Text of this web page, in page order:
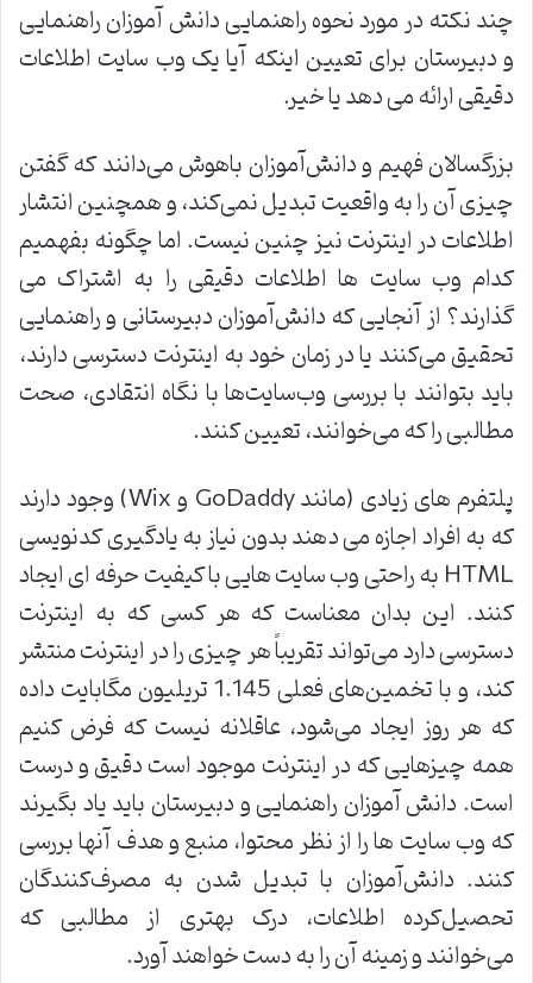
چند نکته در مورد نحوه راهنمایی دانش آموزان راهنمایی
و دبیرستان برای تعیین اینکه آیا یک وب سایت اطلاعات
دقیقی ارائه می دهد یا خیر.
بزرگسالان فهیم و دانش‌آموزان باهوش می‌دانند که گفتن
چیزی آن را به واقعیت تبدیل نمی‌کند، و همچنین انتشار
اطلاعات در اینترنت نیز چنین نیست. اما چگونه بفهمیم
کدام وب سایت ها اطلاعات دقیقی را به اشتراک می
گذارند؟ از آنجایی که دانش‌آموزان دبیرستانی و راهنمایی
تحقیق می‌کنند یا در زمان خود به اینترنت دسترسی دارند،
باید بتوانند با بررسی وب‌سایت‌ها با نگاه انتقادی، صحت
مطالبی را که می‌خوانند، تعیین کنند.
پلتفرم های زیادی (مانند GoDaddy و Wix) وجود دارند
که به افراد اجازه می دهند بدون نیاز به یادگیری کدنویسی
HTML به راحتی وب سایت هایی با کیفیت حرفه ای ایجاد
کنند. این بدان معناست که هر کسی که به اینترنت
دسترسی دارد می‌تواند تقریباً هر چیزی را در اینترنت منتشر
کند، و با تخمین‌های فعلی 1.145 تریلیون مگابایت داده
که هر روز ایجاد می‌شود، عاقلانه نیست که فرض کنیم
همه چیزهایی که در اینترنت موجود است دقیق و درست
است. دانش آموزان راهنمایی و دبیرستان باید یاد بگیرند
که وب سایت ها را از نظر محتوا، منبع و هدف آنها بررسی
کنند. دانش‌آموزان با تبدیل شدن به مصرف‌کنندگان
تحصیل‌کرده اطلاعات، درک بهتری از مطالبی که
می‌خوانند و زمینه آن را به دست خواهند آورد.